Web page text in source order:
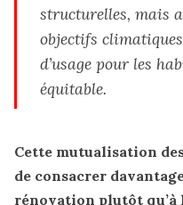
structurelles, mais
objectifs
d’usage pour les
équitable.
Cette mutualisation
de consacrer
rénovation plutôt